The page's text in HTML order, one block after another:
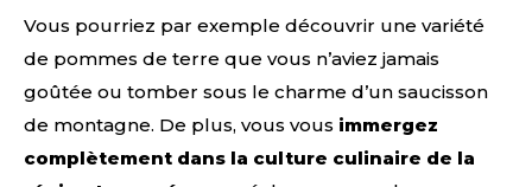
Vous pourriez par exemple découvrir une variété
de pommes de terre que vous n’aviez jamais
goûtée ou tomber sous le charme d’un saucisson
de montagne. De plus, vous vous immergez
complètement dans la culture culinaire de la